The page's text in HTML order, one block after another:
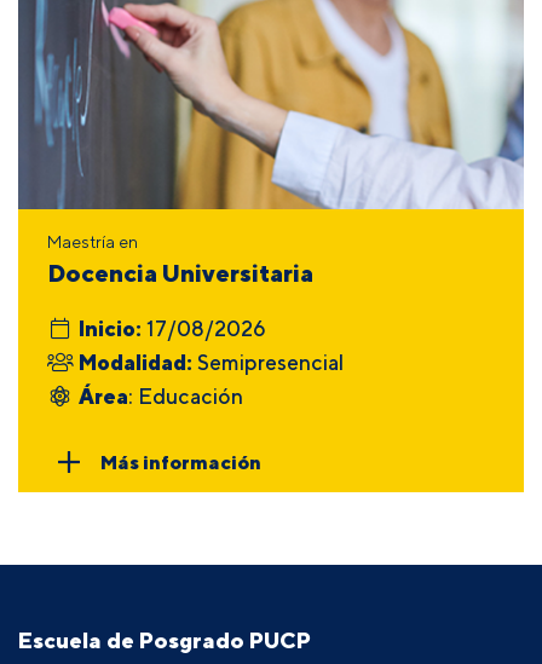
Maestría en
Docencia Universitaria
Inicio: 17/08/2026
Modalidad: Semipresencial
Área: Educación
Más información
Escuela de Posgrado PUCP